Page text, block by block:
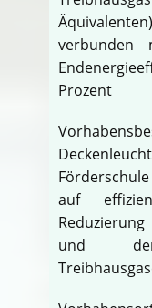
verbunden
Prozent
auf
und